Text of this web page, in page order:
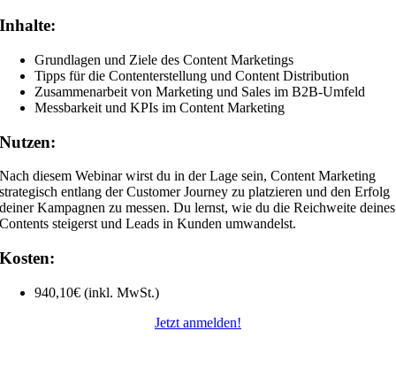
Inhalte:
Grundlagen und Ziele des Content Marketings
Tipps für die Contenterstellung und Content Distribution
Zusammenarbeit von Marketing und Sales im B2B-Umfeld
Messbarkeit und KPIs im Content Marketing
Nutzen:
Nach diesem Webinar wirst du in der Lage sein, Content Marketing
strategisch entlang der Customer Journey zu platzieren und den Erfolg
deiner Kampagnen zu messen. Du lernst, wie du die Reichweite deines
Contents steigerst und Leads in Kunden umwandelst.
Kosten:
940,10€ (inkl. MwSt.)
Jetzt anmelden!